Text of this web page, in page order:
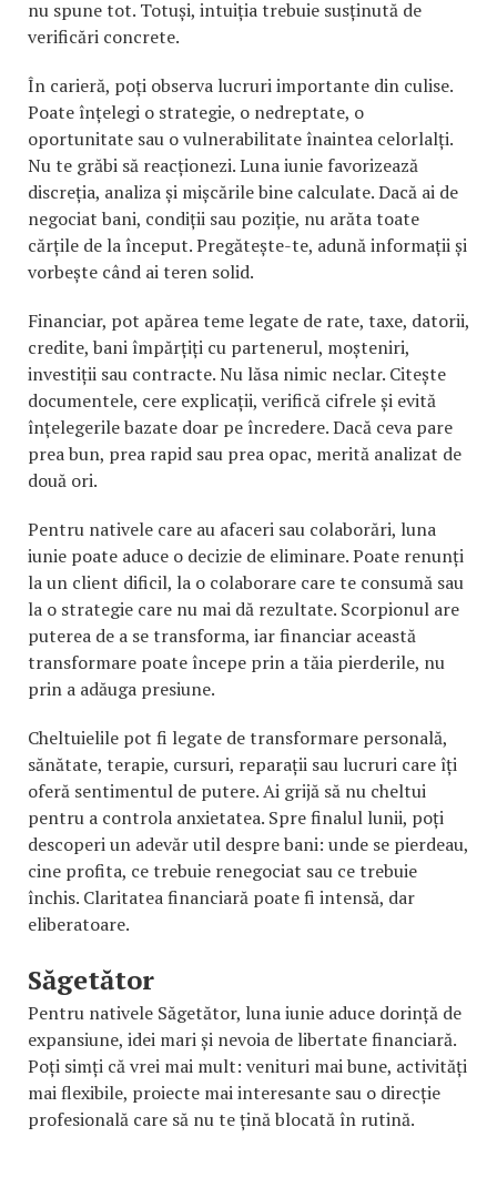
nu spune tot. Totuși, intuiția trebuie susținută de
verificări concrete.
În carieră, poți observa lucruri importante din culise.
Poate înțelegi o strategie, o nedreptate, o
oportunitate sau o vulnerabilitate înaintea celorlalți.
Nu te grăbi să reacționezi. Luna iunie favorizează
discreția, analiza și mișcările bine calculate. Dacă ai de
negociat bani, condiții sau poziție, nu arăta toate
cărțile de la început. Pregătește-te, adună informații și
vorbește când ai teren solid.
Financiar, pot apărea teme legate de rate, taxe, datorii,
credite, bani împărțiți cu partenerul, moșteniri,
investiții sau contracte. Nu lăsa nimic neclar. Citește
documentele, cere explicații, verifică cifrele și evită
înțelegerile bazate doar pe încredere. Dacă ceva pare
prea bun, prea rapid sau prea opac, merită analizat de
două ori.
Pentru nativele care au afaceri sau colaborări, luna
iunie poate aduce o decizie de eliminare. Poate renunți
la un client dificil, la o colaborare care te consumă sau
la o strategie care nu mai dă rezultate. Scorpionul are
puterea de a se transforma, iar financiar această
transformare poate începe prin a tăia pierderile, nu
prin a adăuga presiune.
Cheltuielile pot fi legate de transformare personală,
sănătate, terapie, cursuri, reparații sau lucruri care îți
oferă sentimentul de putere. Ai grijă să nu cheltui
pentru a controla anxietatea. Spre finalul lunii, poți
descoperi un adevăr util despre bani: unde se pierdeau,
cine profita, ce trebuie renegociat sau ce trebuie
închis. Claritatea financiară poate fi intensă, dar
eliberatoare.
Săgetător
Pentru nativele Săgetător, luna iunie aduce dorință de
expansiune, idei mari și nevoia de libertate financiară.
Poți simți că vrei mai mult: venituri mai bune, activități
mai flexibile, proiecte mai interesante sau o direcție
profesională care să nu te țină blocată în rutină.